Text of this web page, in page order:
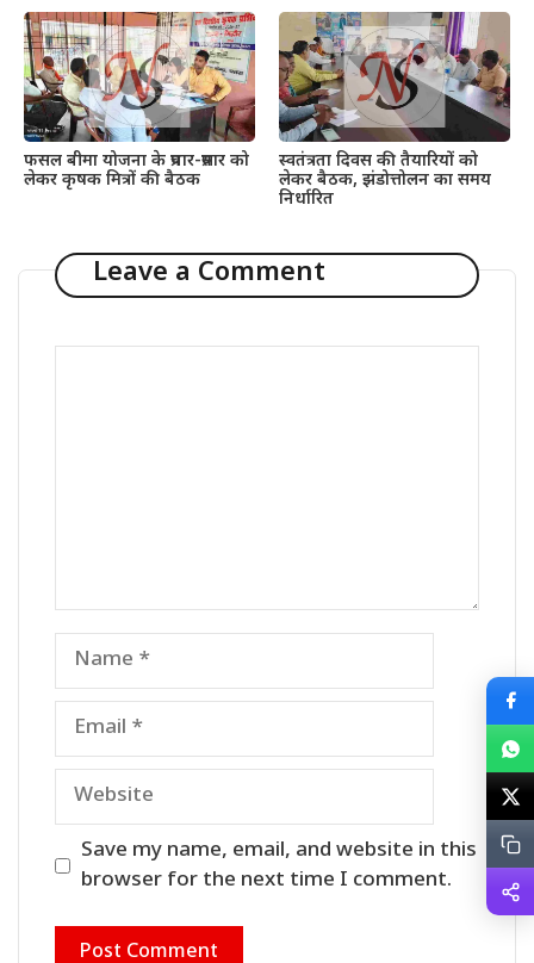
फसल बीमा योजना के प्रचार-प्रसार को
लेकर कृषक मित्रों की बैठक
स्वतंत्रता दिवस की तैयारियों को
लेकर बैठक, झंडोत्तोलन का समय
निर्धारित
Leave a Comment
Name
Email
Website
Save my name, email, and website in this
browser for the next time I comment.